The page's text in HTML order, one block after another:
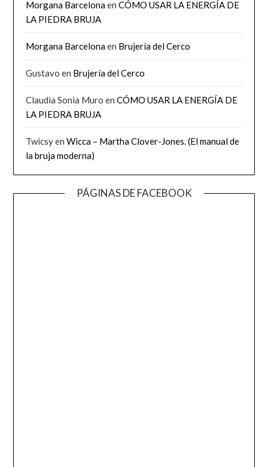
Morgana BarcelonaenCÓMO USAR LA ENERGÍA DE
LA PIEDRA BRUJA
Morgana Barcelonaen Brujería del Cerco
Gustavo en Brujería del Cerco
Claudia Sonia Muro enCÓMO USAR LA ENERGÍA DE
LA PIEDRA BRUJA
TwicsyenWicca – Martha Clover-Jones. (El manual de
la bruja moderna)
PÁGINAS DE FACEBOOK